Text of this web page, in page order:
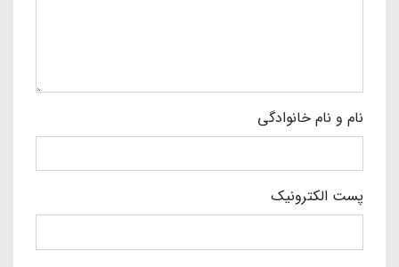
نام و نام خانوادگی
پست الکترونیک